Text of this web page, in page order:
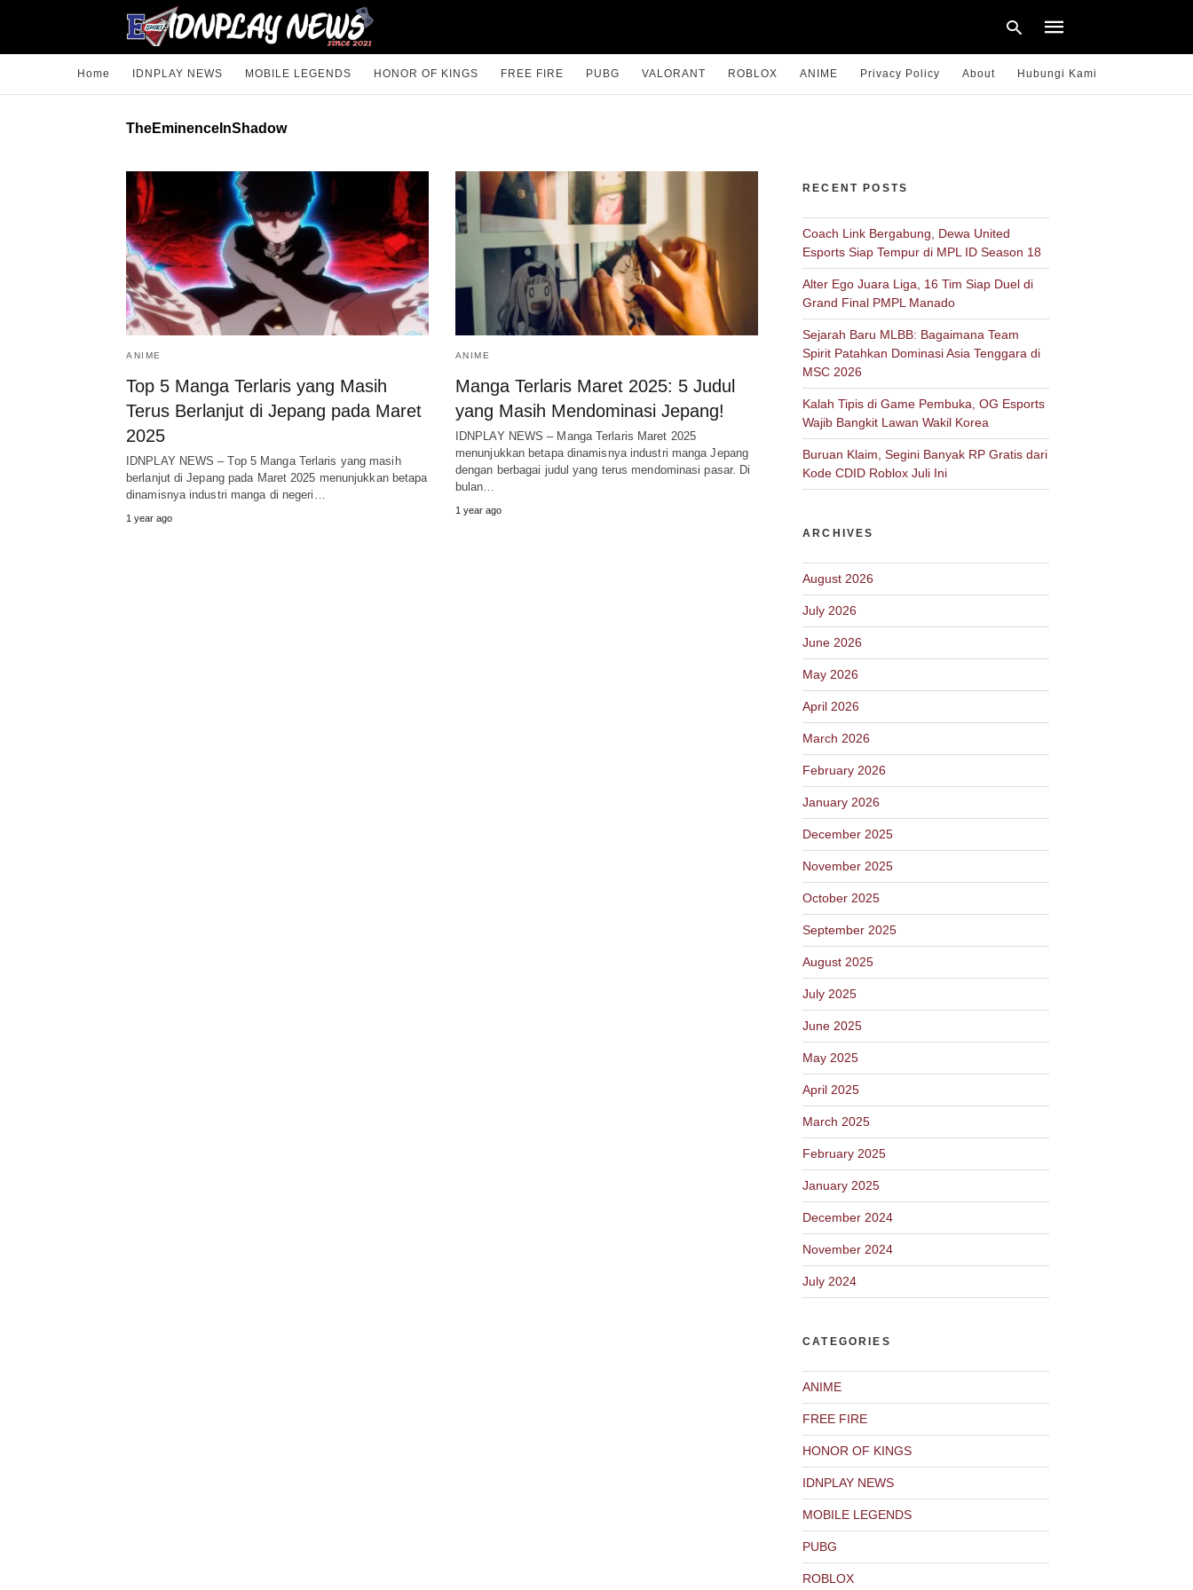
Home IDNPLAY NEWS MOBILE LEGENDS HONOR OF KINGS FREE FIRE PUBG VALORANT ROBLOX ANIME Privacy Policy About Hubungi Kami
TheEminenceInShadow
ANIME
Top 5 Manga Terlaris yang Masih
Terus Berlanjut di Jepang pada Maret
2025
IDNPLAY NEWS – Top 5 Manga Terlaris yang masih
berlanjut di Jepang pada Maret 2025 menunjukkan betapa
dinamisnya industri manga di negeri…
1 year ago
ANIME
Manga Terlaris Maret 2025: 5 Judul
yang Masih Mendominasi Jepang!
IDNPLAY NEWS – Manga Terlaris Maret 2025
menunjukkan betapa dinamisnya industri manga Jepang
dengan berbagai judul yang terus mendominasi pasar. Di
bulan…
1 year ago
RECENT POSTS
Coach Link Bergabung, Dewa United
Esports Siap Tempur di MPL ID Season 18
Alter Ego Juara Liga, 16 Tim Siap Duel di
Grand Final PMPL Manado
Sejarah Baru MLBB: Bagaimana Team
Spirit Patahkan Dominasi Asia Tenggara di
MSC 2026
Kalah Tipis di Game Pembuka, OG Esports
Wajib Bangkit Lawan Wakil Korea
Buruan Klaim, Segini Banyak RP Gratis dari
Kode CDID Roblox Juli Ini
ARCHIVES
August 2026
July 2026
June 2026
May 2026
April 2026
March 2026
February 2026
January 2026
December 2025
November 2025
October 2025
September 2025
August 2025
July 2025
June 2025
May 2025
April 2025
March 2025
February 2025
January 2025
December 2024
November 2024
July 2024
CATEGORIES
ANIME
FREE FIRE
HONOR OF KINGS
IDNPLAY NEWS
MOBILE LEGENDS
PUBG
ROBLOX